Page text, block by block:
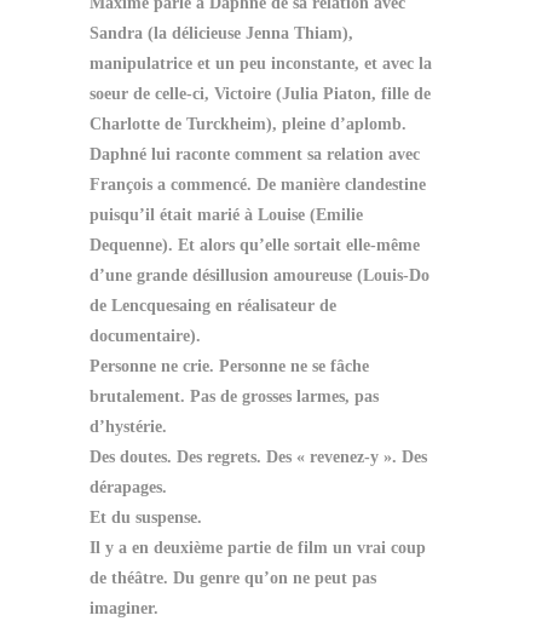
Sandra (la délicieuse Jenna Thiam),
manipulatrice et un peu inconstante, et avec la
soeur de celle-ci, Victoire (Julia Piaton, fille de
Charlotte de Turckheim), pleine d’aplomb.
Daphné lui raconte comment sa relation avec
François a commencé. De manière clandestine
puisqu’il était marié à Louise (Emilie
Dequenne). Et alors qu’elle sortait elle-même
d’une grande désillusion amoureuse (Louis-Do
de Lencquesaing en réalisateur de
documentaire).
Personne ne crie. Personne ne se fâche
brutalement. Pas de grosses larmes, pas
d’hystérie.
Des doutes. Des regrets. Des « revenez-y ». Des
dérapages.
Et du suspense.
Il y a en deuxième partie de film un vrai coup
de théâtre. Du genre qu’on ne peut pas
imaginer.